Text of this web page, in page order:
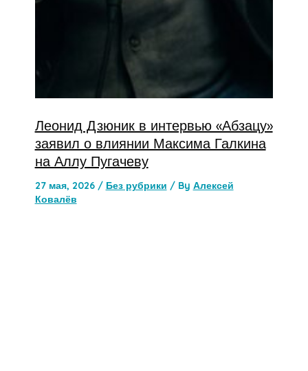
Леонид Дзюник в интервью «Абзацу»
заявил о влиянии Максима Галкина
на Аллу Пугачеву
27 мая, 2026 / Без рубрики / By Алексей
Ковалёв